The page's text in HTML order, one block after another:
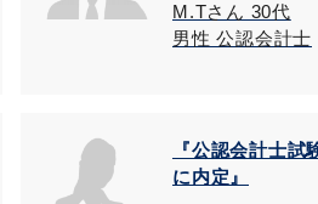
M.Tさん 30代
男性 公認会計士
『公認会計士
に内定』